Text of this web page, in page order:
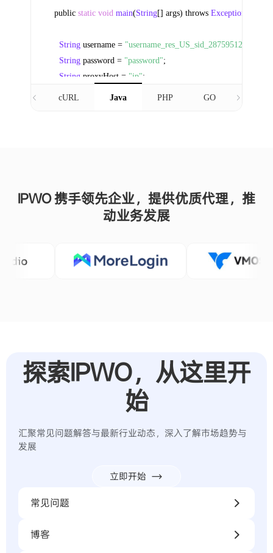
  public
static void main(String[] args) throws Exception
String username =
String password = "password";
String proxyHost = "ip";
    int proxyPort =
        .
returnContent()
();
cURL Java PHP GO
IPWO 携手领先企业，提供优质代理，推
动业务发展
探索IPWO，从这里开
始
汇聚常见问题解答与最新行业动态，深入了解市场趋势与
发展
立即开始
常见问题
博客